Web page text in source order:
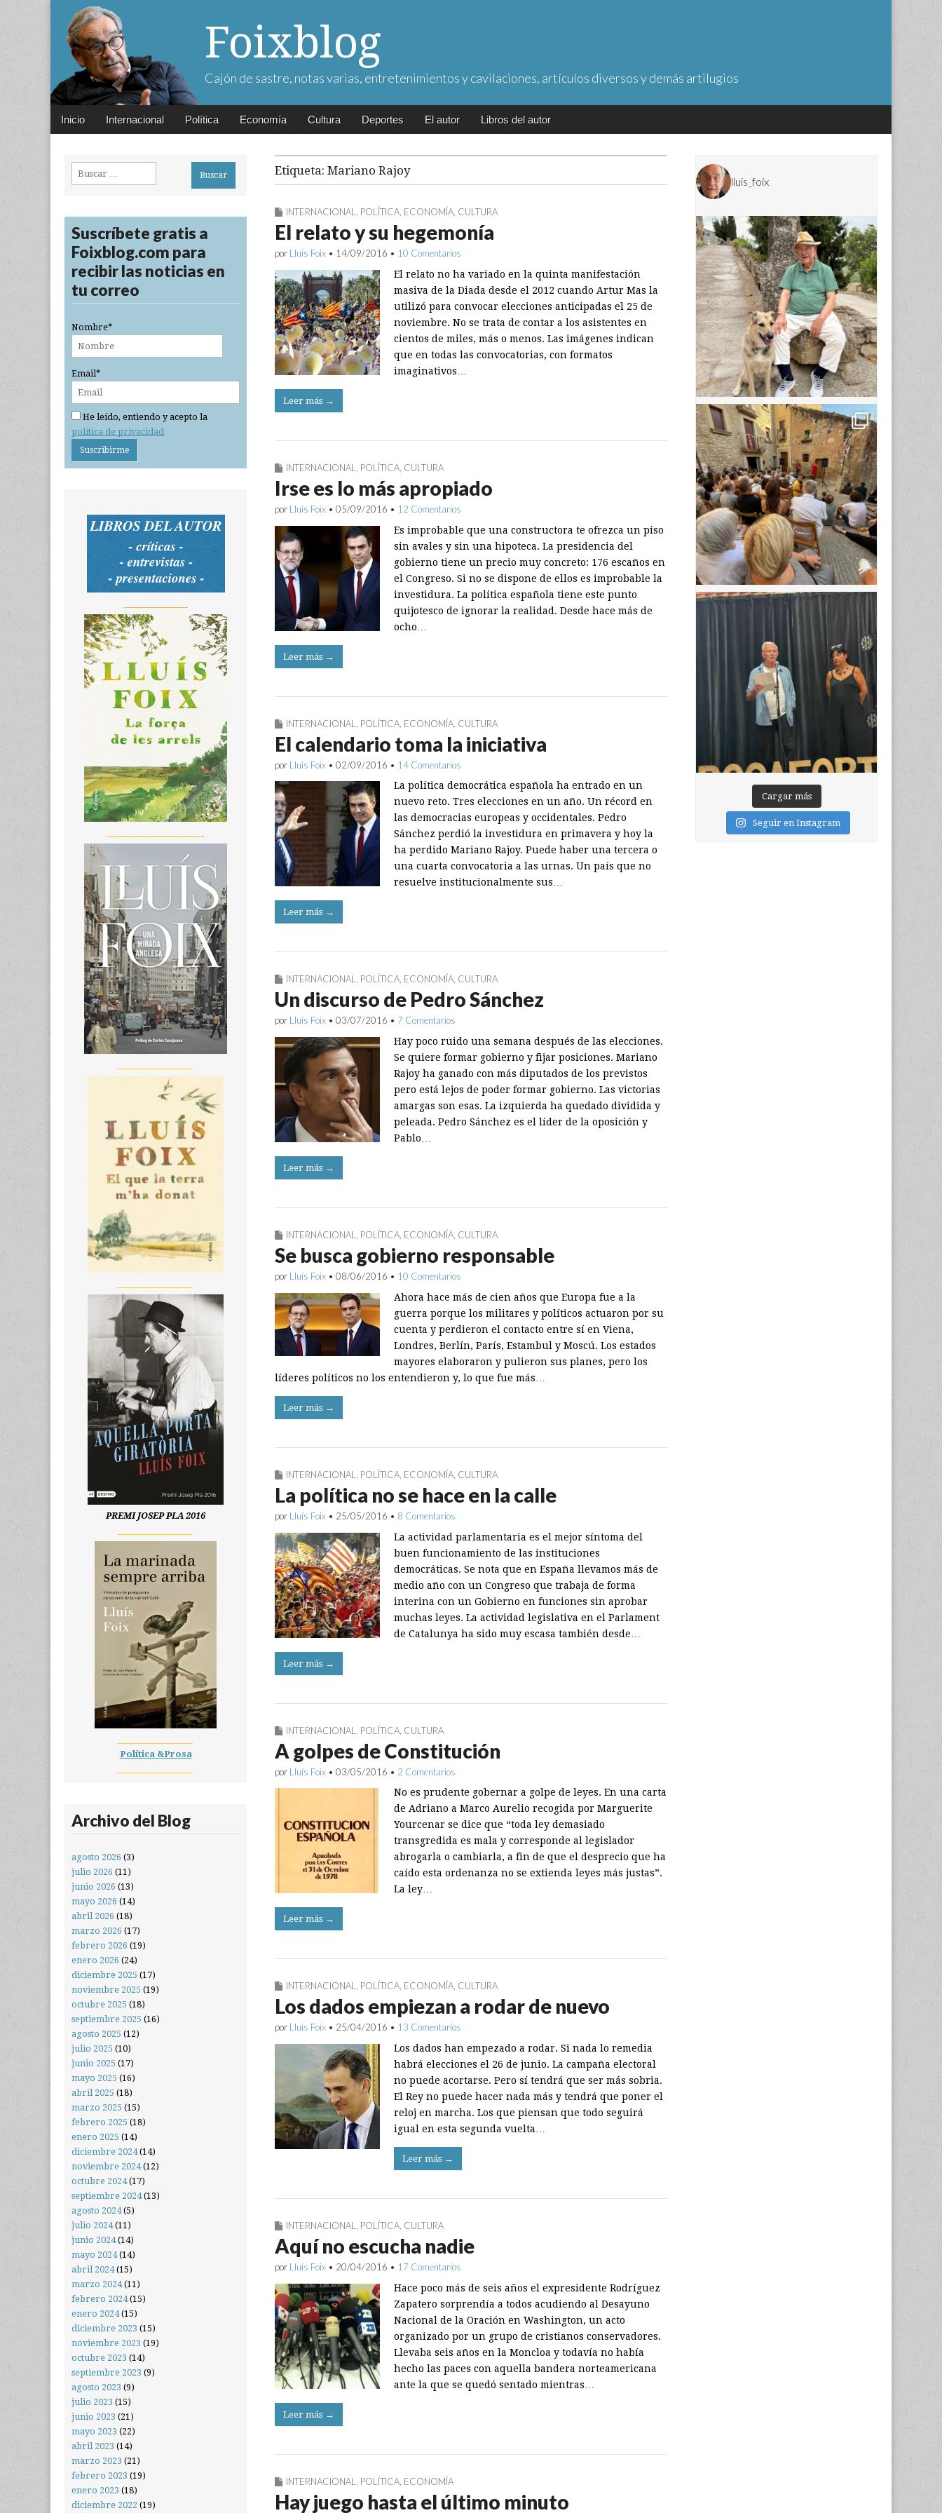
Foixblog
Cajón de sastre, notas varias, entretenimientos y cavilaciones, artículos diversos y demás artilugios
Main
Skip
Inicio Internacional Política Economía Cultura Deportes El autor Libros del autor
Etiqueta: Mariano Rajoy
INTERNACIONAL POLÍTICA ECONOMÍA CULTURA
El relato y su hegemonía
por Lluís Foix • 14/09/2016 • 10 Comentarios
El relato no ha variado en la quinta manifestación
masiva de la Diada desde el 2012 cuando Artur Mas la
utilizó para convocar elecciones anticipadas el 25 de
noviembre. No se trata de contar a los asistentes en
cientos de miles, más o menos. Las imágenes indican
que en todas las convocatorias, con formatos
imaginativos…
Leer más →
INTERNACIONAL POLÍTICA CULTURA
Irse es lo más apropiado
por Lluís Foix • 05/09/2016 • 12 Comentarios
Es improbable que una constructora te ofrezca un piso
sin avales y sin una hipoteca. La presidencia del
gobierno tiene un precio muy concreto: 176 escaños en
el Congreso. Si no se dispone de ellos es improbable la
investidura. La política española tiene este punto
quijotesco de ignorar la realidad. Desde hace más de
ocho…
Leer más →
INTERNACIONAL POLÍTICA ECONOMÍA CULTURA
El calendario toma la iniciativa
por Lluís Foix • 02/09/2016 • 14 Comentarios
La política democrática española ha entrado en un
nuevo reto. Tres elecciones en un año. Un récord en
las democracias europeas y occidentales. Pedro
Sánchez perdió la investidura en primavera y hoy la
ha perdido Mariano Rajoy. Puede haber una tercera o
una cuarta convocatoria a las urnas. Un país que no
resuelve institucionalmente sus…
Leer más →
INTERNACIONAL, POLÍTICA, ECONOMÍA, CULTURA
Un discurso de Pedro Sánchez
por Lluís Foix • 03/07/2016 • 7 Comentarios
Hay poco ruido una semana después de las elecciones.
Se quiere formar gobierno y fijar posiciones. Mariano
Rajoy ha ganado con más diputados de los previstos
pero está lejos de poder formar gobierno. Las victorias
amargas son esas. La izquierda ha quedado dividida y
peleada. Pedro Sánchez es el líder de la oposición y
Pablo…
Leer más →
INTERNACIONAL POLÍTICA ECONOMÍA CULTURA
Se busca gobierno responsable
por Lluís Foix • 08/06/2016 • 10 Comentarios
Ahora hace más de cien años que Europa fue a la
guerra porque los militares y políticos actuaron por su
cuenta y perdieron el contacto entre sí en Viena,
Londres, Berlín, París, Estambul y Moscú. Los estados
mayores elaboraron y pulieron sus planes, pero los
líderes políticos no los entendieron y, lo que fue más…
Leer más →
INTERNACIONAL POLÍTICA ECONOMÍA CULTURA
La política no se hace en la calle
por Lluís Foix • 25/05/2016 • 8 Comentarios
La actividad parlamentaria es el mejor síntoma del
buen funcionamiento de las instituciones
democráticas. Se nota que en España llevamos más de
medio año con un Congreso que trabaja de forma
interina con un Gobierno en funciones sin aprobar
muchas leyes. La actividad legislativa en el Parlament
de Catalunya ha sido muy escasa también desde…
Leer más →
INTERNACIONAL POLÍTICA CULTURA
A golpes de Constitución
por Lluís Foix • 03/05/2016 • 2 Comentarios
No es prudente gobernar a golpe de leyes. En una carta
de Adriano a Marco Aurelio recogida por Marguerite
Yourcenar se dice que “toda ley demasiado
transgredida es mala y corresponde al legislador
abrogarla o cambiarla, a fin de que el desprecio que ha
caído esta ordenanza no se extienda leyes más justas”.
La ley…
Leer más →
INTERNACIONAL, POLÍTICA, ECONOMÍA, CULTURA
Los dados empiezan a rodar de nuevo
por Lluís Foix • 25/04/2016 • 13 Comentarios
Los dados han empezado a rodar. Si nada lo remedia
habrá elecciones el 26 de junio. La campaña electoral
no puede acortarse. Pero sí tendrá que ser más sobria.
El Rey no puede hacer nada más y tendrá que poner el
reloj en marcha. Los que piensan que todo seguirá
igual en esta segunda vuelta…
Leer más →
INTERNACIONAL, POLÍTICA, CULTURA
Aquí no escucha nadie
por Lluís Foix • 20/04/2016 • 17 Comentarios
Hace poco más de seis años el expresidente Rodríguez
Zapatero sorprendía a todos acudiendo al Desayuno
Nacional de la Oración en Washington, un acto
organizado por un grupo de cristianos conservadores.
Llevaba seis años en la Moncloa y todavía no había
hecho las paces con aquella bandera norteamericana
ante la que se quedó sentado mientras…
Leer más →
INTERNACIONAL POLÍTICA ECONOMÍA
Hay juego hasta el último minuto
Buscar:
Suscríbete gratis a
Foixblog.com para
recibir las noticias en
tu correo
Nombre*
Email*
He leído, entiendo y acepto la
política de privacidad
PREMI JOSEP PLA 2016
Política &Prosa
Archivo del Blog
agosto 2026 (3)
julio 2026 (11)
junio 2026 (13)
mayo 2026 (14)
abril 2026 (18)
marzo 2026 (17)
febrero 2026 (19)
enero 2026 (24)
diciembre 2025 (17)
noviembre 2025 (19)
octubre 2025 (18)
septiembre 2025 (16)
agosto 2025 (12)
julio 2025 (10)
junio 2025 (17)
mayo 2025 (16)
abril 2025 (18)
marzo 2025 (15)
febrero 2025 (18)
enero 2025 (14)
diciembre 2024(14)
noviembre 2024(12)
octubre 2024(17)
septiembre 2024(13)
agosto 2024(5)
julio 2024(11)
junio 2024(14)
mayo 2024(14)
abril 2024(15)
marzo 2024(11)
febrero 2024(15)
enero 2024(15)
diciembre 2023 (15)
noviembre 2023 (19)
octubre 2023 (14)
septiembre 2023 (9)
agosto 2023 (9)
julio 2023 (15)
junio 2023 (21)
mayo 2023 (22)
abril 2023 (14)
marzo 2023 (21)
febrero 2023 (19)
enero 2023 (18)
diciembre 2022 (19)
lluis_foix
Cargar más
Seguir en Instagram